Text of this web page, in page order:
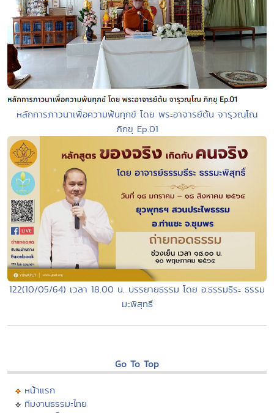
หลักการภาวนาเพื่อความพ้นทุกข์ โดย พระอาจารย์ต้น จารุวณฺโณ
ภิกฺขุ Ep.01
122(10/05/64) เวลา 18.00 น. บรรยายธรรม โดย อ.ธรรมธีระ ธรรม
มะพิสุทธิ์
Go To Top
หน้าแรก
ทีมงานธรรมะไทย